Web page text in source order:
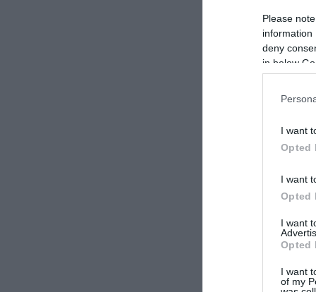
Please
information
deny
in below
I want
Opted
I want
Opted
I want
Opted
I want
of my